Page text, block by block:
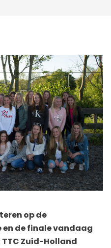
op de
de finale vandaag
Zuid-Holland